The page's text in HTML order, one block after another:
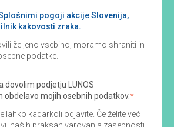
pogoji akcije Slovenija,
kakovosti zraka.
željeno vsebino, moramo shraniti in
podatke.
dovolim podjetju LUNOS
obdelavo mojih osebnih podatkov.*
lahko kadarkoli odjavite. Če želite več